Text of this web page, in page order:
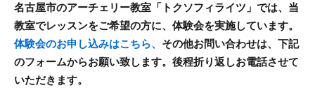
名古屋市のアーチェリー教室「トクソフィライツ」では、当
教室でレッスンをご希望の方に、体験会を実施しています。
体験会のお申し込みはこちら、 その他お問い合わせは、下記
のフォームからお願い致します。後程折り返しお電話させて
いただきます。